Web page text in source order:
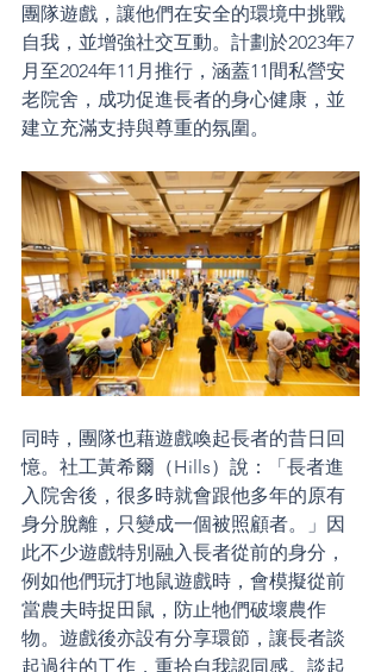
團隊遊戲，讓他們在安全的環境中挑戰
自我，並增強社交互動。計劃於2023年7
月至2024年11月推行，涵蓋11間私營安
老院舍，成功促進長者的身心健康，並
建立充滿支持與尊重的氛圍。
同時，團隊也藉遊戲喚起長者的昔日回
憶。社工黃希爾（Hills）說：「長者進
入院舍後，很多時就會跟他多年的原有
身分脫離，只變成一個被照顧者。」因
此不少遊戲特別融入長者從前的身分，
例如他們玩打地鼠遊戲時，會模擬從前
當農夫時捉田鼠，防止牠們破壞農作
物。遊戲後亦設有分享環節，讓長者談
起過往的工作，重拾自我認同感。談起